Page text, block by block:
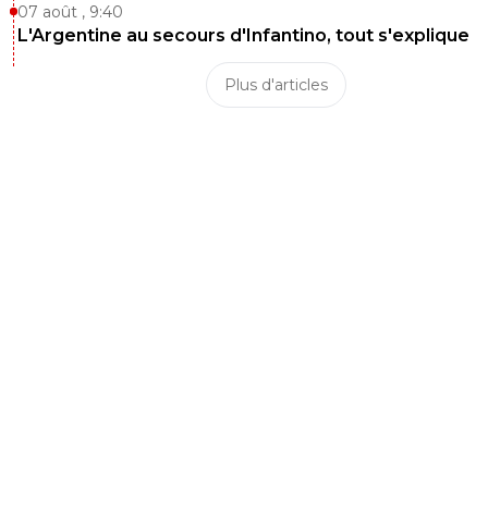
07 août , 9:40
L'Argentine au secours d'Infantino, tout s'explique
Plus d'articles